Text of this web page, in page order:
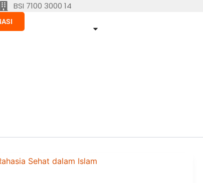
BSI 7100 3000 14